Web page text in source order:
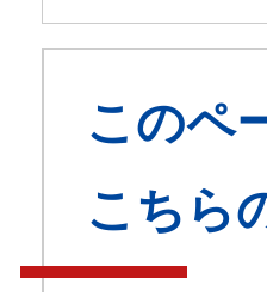
このペ
こちら